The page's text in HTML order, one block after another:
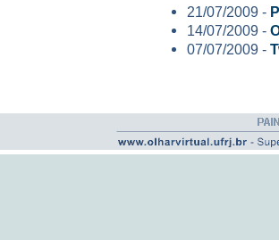
21/07/2009 -
14/07/2009 -
07/07/2009 -